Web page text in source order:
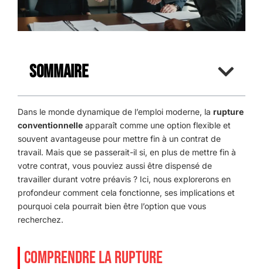
Sommaire
Dans le monde dynamique de l’emploi moderne, la rupture
conventionnelle apparaît comme une option flexible et
souvent avantageuse pour mettre fin à un contrat de
travail. Mais que se passerait-il si, en plus de mettre fin à
votre contrat, vous pouviez aussi être dispensé de
travailler durant votre préavis ? Ici, nous explorerons en
profondeur comment cela fonctionne, ses implications et
pourquoi cela pourrait bien être l’option que vous
recherchez.
COMPRENDRE LA RUPTURE